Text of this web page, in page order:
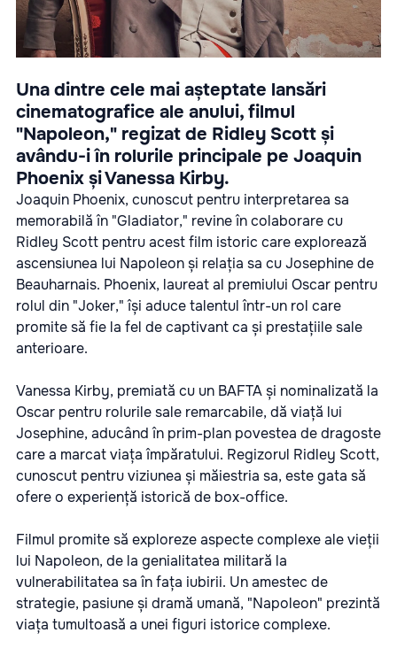
Una dintre cele mai așteptate lansări
cinematografice ale anului, filmul
"Napoleon," regizat de Ridley Scott și
avându-i în rolurile principale pe Joaquin
Phoenix și Vanessa Kirby.
Joaquin Phoenix, cunoscut pentru interpretarea sa
memorabilă în "Gladiator," revine în colaborare cu
Ridley Scott pentru acest film istoric care explorează
ascensiunea lui Napoleon și relația sa cu Josephine de
Beauharnais. Phoenix, laureat al premiului Oscar pentru
rolul din "Joker," își aduce talentul într-un rol care
promite să fie la fel de captivant ca și prestațiile sale
anterioare.
Vanessa Kirby, premiată cu un BAFTA și nominalizată la
Oscar pentru rolurile sale remarcabile, dă viață lui
Josephine, aducând în prim-plan povestea de dragoste
care a marcat viața împăratului. Regizorul Ridley Scott,
cunoscut pentru viziunea și măiestria sa, este gata să
ofere o experiență istorică de box-office.
Filmul promite să exploreze aspecte complexe ale vieții
lui Napoleon, de la genialitatea militară la
vulnerabilitatea sa în fața iubirii. Un amestec de
strategie, pasiune și dramă umană, "Napoleon" prezintă
viața tumultoasă a unei figuri istorice complexe.